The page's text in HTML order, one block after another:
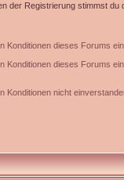
der Registrierung stimmst du
Konditionen dieses Forums
Konditionen dieses Forums
Konditionen nicht